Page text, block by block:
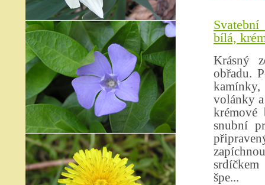
bílá,
Krásný
obřadu.
kamínky,
volánky
krémové
snubní
špe...